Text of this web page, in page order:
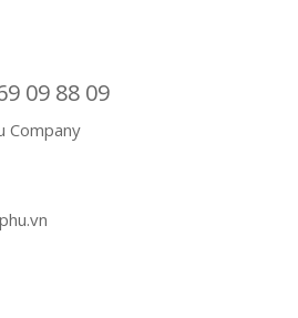
09 88 09
Company